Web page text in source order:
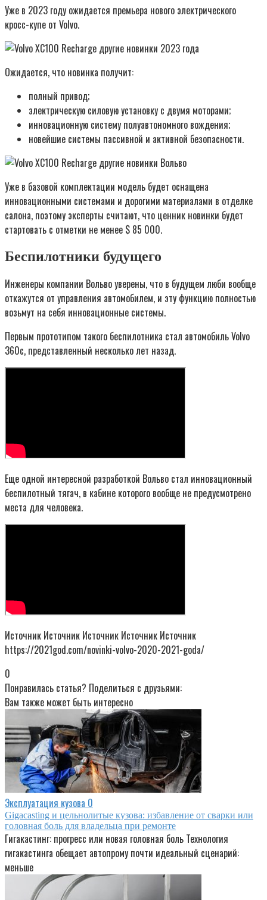
Уже в 2023 году ожидается премьера нового электрического
кросс-купе от Volvo.
Ожидается, что новинка получит:
полный привод;
электрическую силовую установку с двумя моторами;
инновационную систему полуавтономного вождения;
новейшие системы пассивной и активной безопасности.
Уже в базовой комплектации модель будет оснащена
инновационными системами и дорогими материалами в отделке
салона, поэтому эксперты считают, что ценник новинки будет
стартовать с отметки не менее $ 85 000.
Беспилотники будущего
Инженеры компании Вольво уверены, что в будущем люби вообще
откажутся от управления автомобилем, и эту функцию полностью
возьмут на себя инновационные системы.
Первым прототипом такого беспилотника стал автомобиль Volvo
360c, представленный несколько лет назад.
Еще одной интересной разработкой Вольво стал инновационный
беспилотный тягач, в кабине которого вообще не предусмотрено
места для человека.
Источник Источник Источник Источник Источник
https://2021god.com/novinki-volvo-2020-2021-goda/
0
Понравилась статья? Поделиться с друзьями:
Вам также может быть интересно
Эксплуатация кузова 0
Gigacasting и цельнолитые кузова: избавление от сварки или
головная боль для владельца при ремонте
Гигакастинг: прогресс или новая головная боль Технология
гигакастинга обещает автопрому почти идеальный сценарий:
меньше